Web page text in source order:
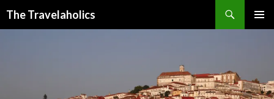
The Travelaholics